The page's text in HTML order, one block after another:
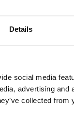
Details
social media
advertising
collected from
SilberBronze